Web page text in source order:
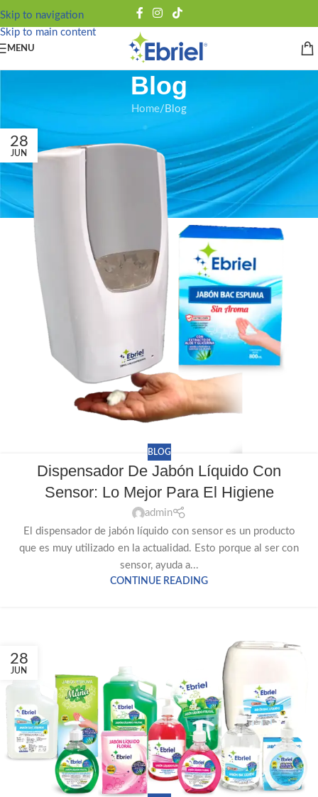
Skip to navigation
Skip to main content
MENU
Blog
Home Blog
28
JUN
BLOG
Dispensador De Jabón Líquido Con
Sensor: Lo Mejor Para El Higiene
admin
El dispensador de jabón líquido con sensor es un producto
que es muy utilizado en la actualidad. Esto porque al ser con
sensor, ayuda a...
CONTINUE READING
28
JUN